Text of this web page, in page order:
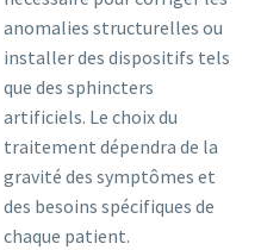
anomalies structurelles ou
installer des dispositifs tels
que des sphincters
artificiels. Le choix du
traitement dépendra de la
gravité des symptômes et
des besoins spécifiques de
chaque patient.